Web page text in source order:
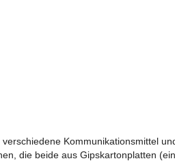
Kommunikationsmittel
die beide aus Gipskartonplatten